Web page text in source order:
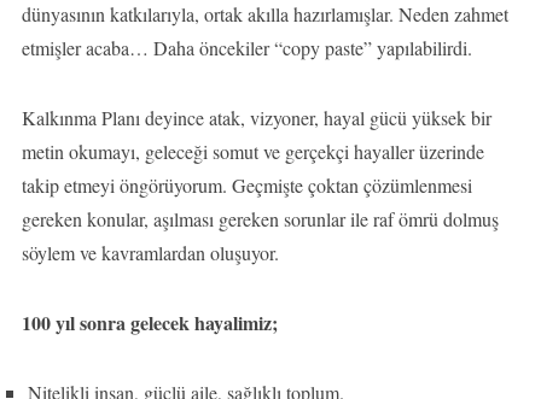
dünyasının katkılarıyla, ortak akılla hazırlamışlar. Neden zahmet
etmişler acaba… Daha öncekiler “copy paste” yapılabilirdi.
Kalkınma Planı deyince atak, vizyoner, hayal gücü yüksek bir
metin okumayı, geleceği somut ve gerçekçi hayaller üzerinde
takip etmeyi öngörüyorum. Geçmişte çoktan çözümlenmesi
gereken konular, aşılması gereken sorunlar ile raf ömrü dolmuş
söylem ve kavramlardan oluşuyor.
100 yıl sonra gelecek hayalimiz;
Nitelikli insan, güçlü aile, sağlıklı toplum.